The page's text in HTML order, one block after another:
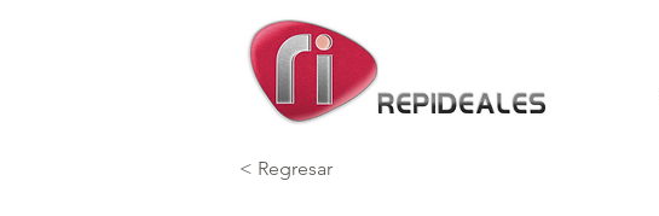
< Regresar